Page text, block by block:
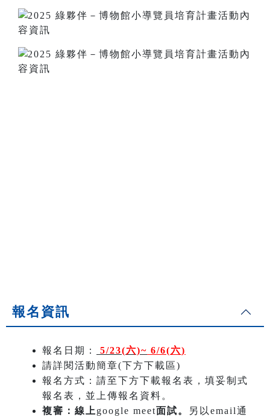
報名資訊
報名日期： 5/23(六)~ 6/6(六)
請詳閱活動簡章(下方下載區)
報名方式：請至下方下載報名表，填妥制式
報名表，並上傳報名資料。
複審：線上 google meet面試。
另以email通